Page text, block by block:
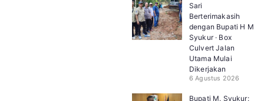
Sari
Berterimakasih
dengan Bupati H M
Syukur · Box
Culvert Jalan
Utama Mulai
Dikerjakan
6 Agustus 2026
Bupati M. Syukur: